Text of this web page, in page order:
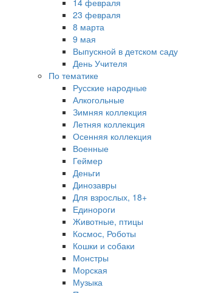
14 февраля
23 февраля
8 марта
9 мая
Выпускной в детском саду
День Учителя
По тематике
Русские народные
Алкогольные
Зимняя коллекция
Летняя коллекция
Осенняя коллекция
Военные
Геймер
Деньги
Динозавры
Для взрослых, 18+
Единороги
Животные, птицы
Космос, Роботы
Кошки и собаки
Монстры
Морская
Музыка